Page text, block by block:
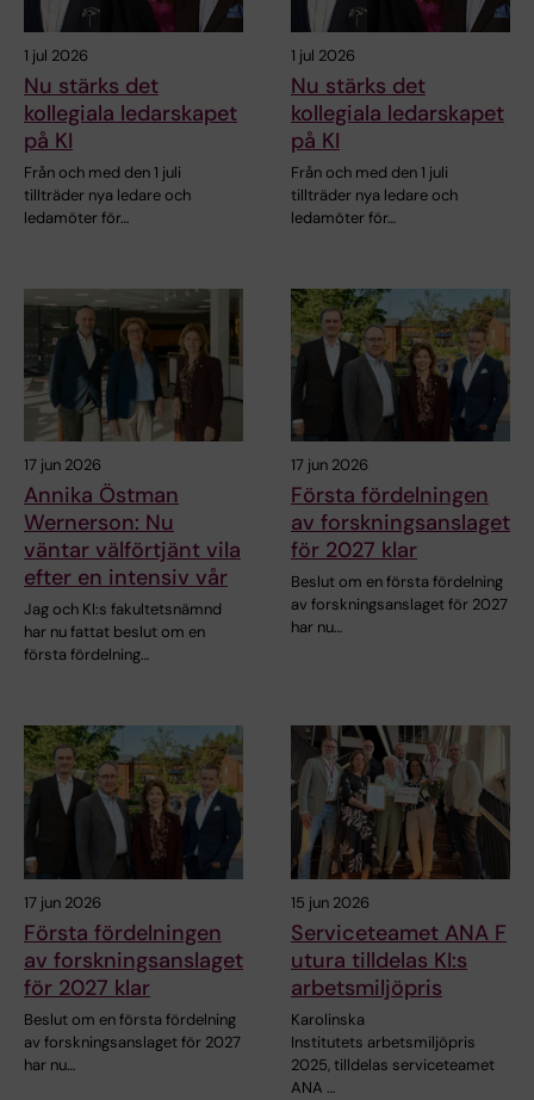
1 jul 2026
Nu stärks det
kollegiala ledarskapet
på KI
Från och med den 1 juli
tillträder nya ledare och
ledamöter för…
1 jul 2026
Nu stärks det
kollegiala ledarskapet
på KI
Från och med den 1 juli
tillträder nya ledare och
ledamöter för…
17 jun 2026
Annika Östman
Wernerson: Nu
väntar välförtjänt vila
efter en intensiv vår
Jag och KI:s fakultetsnämnd
har nu fattat beslut om en
första fördelning…
17 jun 2026
Första fördelningen
av forskningsanslaget
för 2027 klar
Beslut om en första fördelning
av forskningsanslaget för 2027
har nu…
17 jun 2026
Första fördelningen
av forskningsanslaget
för 2027 klar
Beslut om en första fördelning
av forskningsanslaget för 2027
har nu…
15 jun 2026
Serviceteamet ANA F
utura tilldelas KI:s
arbetsmiljöpris
Karolinska
Institutets arbetsmiljöpris
2025, tilldelas serviceteamet
ANA …